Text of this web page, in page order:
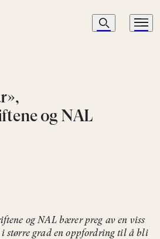
Navigasjon
Søk Meny
og NAL
og NAL bærer preg av en viss
større grad en oppfordring til å bli